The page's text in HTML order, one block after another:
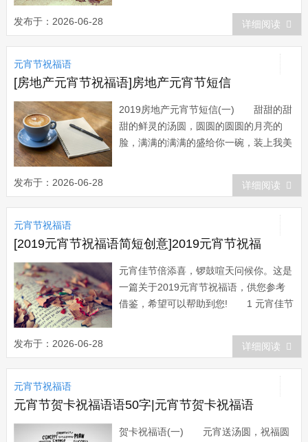
今朝欢聚今朝醉;烟花添彩空中闹，良宵
美景别样好;灯笼明月相对语，幸运之光
环绕你;惊涛爆竹雄心起元宵节微信祝福
语正月十五元宵节是中国的传统节日，在
这样欢...
发布于：2026-06-28 详细阅读
元宵节祝福语
[房地产元宵节祝福语]房地产元宵节短信
2019房地产元宵节短信(一) 甜甜的甜
甜的鲜灵的汤圆，圆圆的圆圆的月亮的
脸，满满的满满的盛给你一碗，装上我美
佳节合家团圆! 卖汤圆卖汤圆，我的
汤圆味道甜，一碗汤圆一毛五啊，现在不
卖只送友呀，汤圆汤圆尝新鲜，吃在嘴里
一口甜。祝福你：元宵节热闹年，收到短
信心...
发布于：2026-06-28 详细阅读
元宵节祝福语
[2019元宵节祝福语简短创意]2019元宵节祝福
元宵佳节倍添喜，锣鼓喧天问候你。这是
一篇关于2019元宵节祝福语，供您参考
借鉴，希望可以帮助到您! 1 元宵佳节
多，身体健康快乐多，财源滚滚钞票多，
年年吉祥如意多，祝愿好事多多多! 2
元宵佳节想着你，发条短信问候你，派些
发布于：2026-06-28 详细阅读
元宵节祝福语
元宵节贺卡祝福语语50字|元宵节贺卡祝福语
贺卡祝福语(一) 元宵送汤圆，祝福圆